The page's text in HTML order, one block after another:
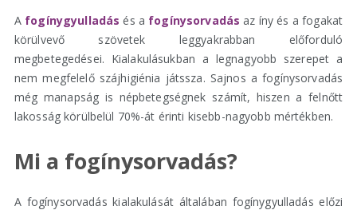
A fogínygyulladás és a fogínysorvadás az íny és a fogakat
körülvevő szövetek leggyakrabban előforduló
megbetegedései. Kialakulásukban a legnagyobb szerepet a
nem megfelelő szájhigiénia játssza. Sajnos a fogínysorvadás
még manapság is népbetegségnek számít, hiszen a felnőtt
lakosság körülbelül 70%-át érinti kisebb-nagyobb mértékben.
Mi a fogínysorvadás?
A fogínysorvadás kialakulását általában fogínygyulladás előzi